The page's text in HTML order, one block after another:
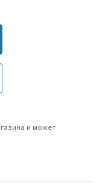
и может